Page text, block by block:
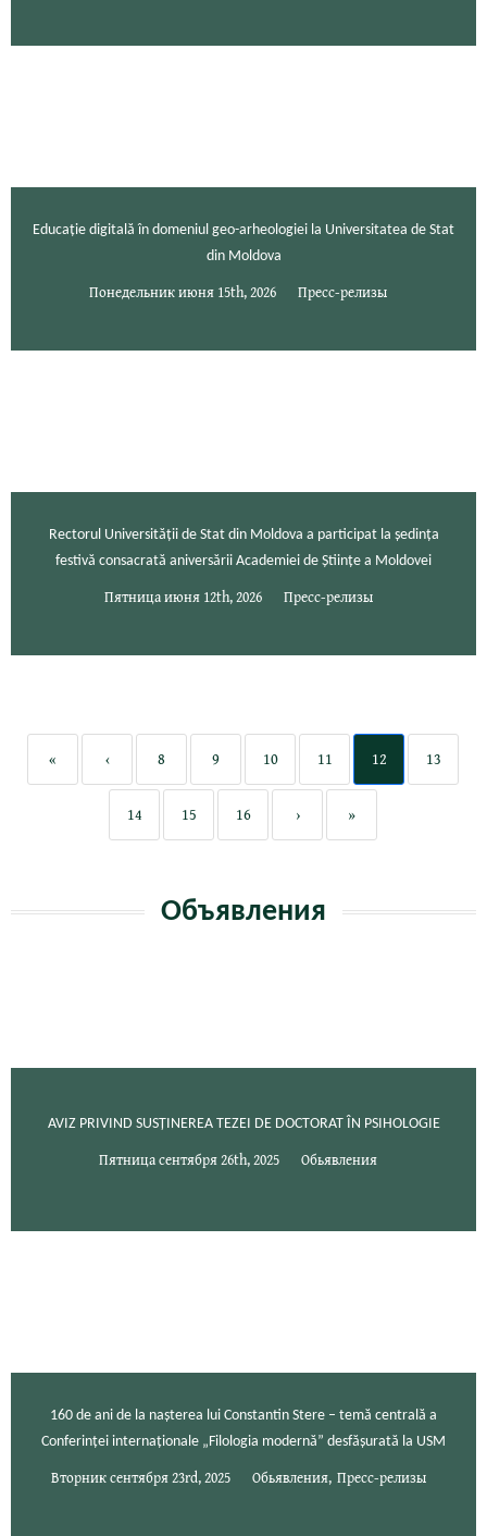
Educație digitală în domeniul geo-arheologiei la Universitatea de Stat
din Moldova
Понедельник июня 15th, 2026 Пресс-релизы
Rectorul Universității de Stat din Moldova a participat la ședința
festivă consacrată aniversării Academiei de Științe a Moldovei
Пятница июня 12th, 2026 Пресс-релизы
« ‹ 8 9 10 11 12 13
14 15 16 › »
Объявления
AVIZ PRIVIND SUSȚINEREA TEZEI DE DOCTORAT ÎN PSIHOLOGIE
Пятница сентября 26th, 2025 Обьявления
160 de ani de la nașterea lui Constantin Stere – temă centrală a
Conferinței internaționale „Filologia modernă” desfășurată la USM
Вторник сентября 23rd, 2025 Обьявления, Пресс-релизы